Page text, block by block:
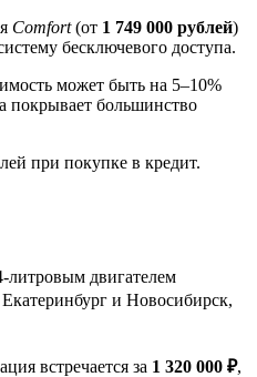
Comfort(от 1 749 000 рублей)
бесключевого доступа.
может быть на 5–10%
покрывает большинство
при покупке в кредит.
литровым двигателем
и Новосибирск,
встречается за 1 320 000 ₽,